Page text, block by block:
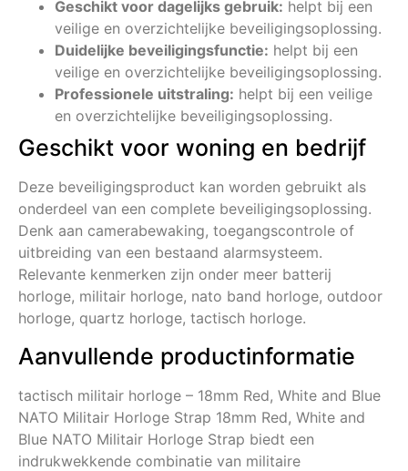
Geschikt voor dagelijks gebruik: helpt bij een
veilige en overzichtelijke beveiligingsoplossing.
Duidelijke beveiligingsfunctie: helpt bij een
veilige en overzichtelijke beveiligingsoplossing.
Professionele uitstraling: helpt bij een veilige
en overzichtelijke beveiligingsoplossing.
Geschikt voor woning en bedrijf
Deze beveiligingsproduct kan worden gebruikt als
onderdeel van een complete beveiligingsoplossing.
Denk aan camerabewaking, toegangscontrole of
uitbreiding van een bestaand alarmsysteem.
Relevante kenmerken zijn onder meer batterij
horloge, militair horloge, nato band horloge, outdoor
horloge, quartz horloge, tactisch horloge.
Aanvullende productinformatie
tactisch militair horloge – 18mm Red, White and Blue
NATO Militair Horloge Strap 18mm Red, White and
Blue NATO Militair Horloge Strap biedt een
indrukwekkende combinatie van militaire